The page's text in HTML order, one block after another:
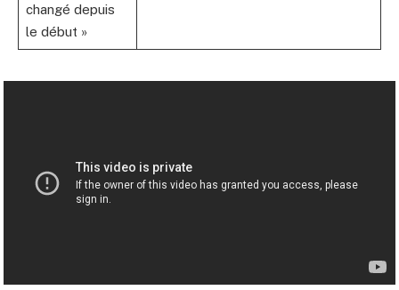
changé depuis
le début »